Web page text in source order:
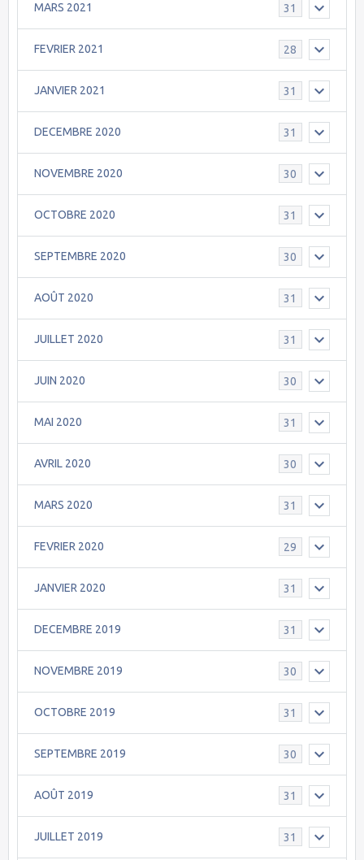
MARS 2021 31
FEVRIER 2021 28
JANVIER 2021 31
DECEMBRE 2020 31
NOVEMBRE 2020 30
OCTOBRE 2020 31
SEPTEMBRE 2020 30
AOÛT 2020 31
JUILLET 2020 31
JUIN 2020 30
MAI 2020 31
AVRIL 2020 30
MARS 2020 31
FEVRIER 2020 29
JANVIER 2020 31
DECEMBRE 2019 31
NOVEMBRE 2019 30
OCTOBRE 2019 31
SEPTEMBRE 2019 30
AOÛT 2019 31
JUILLET 2019 31